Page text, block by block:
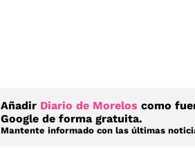
Añadir Diario de Morelos como
Google de forma gratuita.
Mantente informado con las últimas